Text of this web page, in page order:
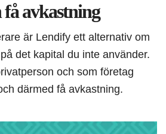
få avkastning
är Lendify ett alternativ om
det kapital du inte använder.
och som företag
därmed få avkastning.